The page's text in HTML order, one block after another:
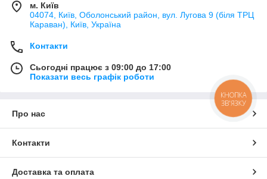
м. Київ
04074, Київ, Оболонський район, вул. Лугова 9 (біля ТРЦ
Караван), Київ, Україна
Контакти
Сьогодні працює з 09:00 до 17:00
Показати весь графік роботи
Про нас
Контакти
Доставка та оплата
КНОПКА
ЗВ'ЯЗКУ